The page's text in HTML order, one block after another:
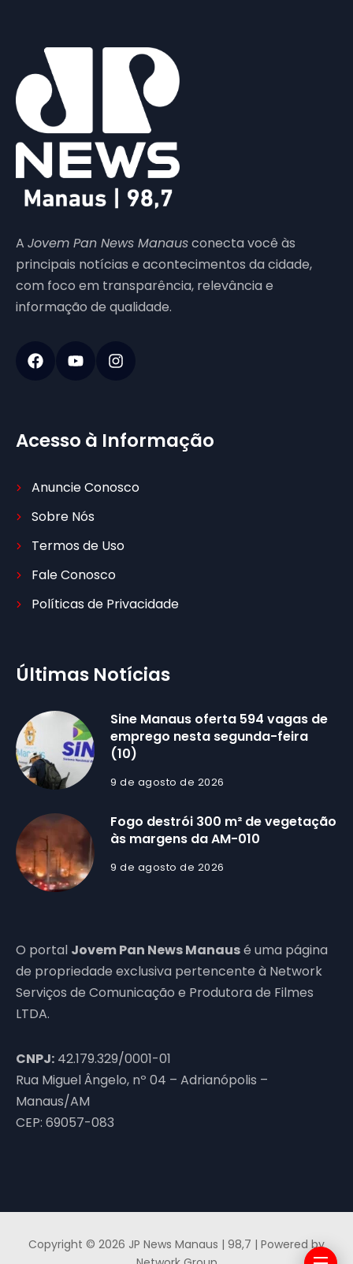
A Jovem Pan News Manausconecta você às
principais notícias e acontecimentos da cidade,
com foco em transparência, relevância e
informação de qualidade.
Acesso à Informação
Anuncie Conosco
Sobre Nós
Termos de Uso
Fale Conosco
Políticas de Privacidade
Últimas Notícias
Sine Manaus oferta 594 vagas de
emprego nesta segunda-feira
(10)
9 de agosto de 2026
Fogo destrói 300 m² de vegetação
às margens da AM-010
9 de agosto de 2026
O portal Jovem Pan News Manausé uma página
de propriedade exclusiva pertencente à Network
Serviços de Comunicação e Produtora de Filmes
LTDA.
CNPJ: 42.179.329/0001-01
Rua Miguel Ângelo, nº 04 – Adrianópolis –
Manaus/AM
CEP: 69057-083
Copyright © 2026 JP News Manaus | 98,7 | Powered by